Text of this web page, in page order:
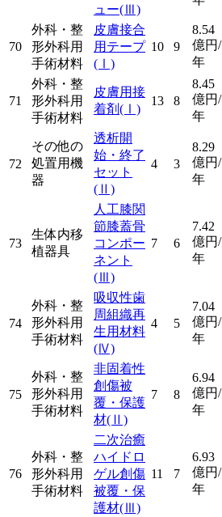
ュー(Ⅲ)
70
外科・整
形外科用
手術材料
皮膚接合
用テープ
(Ⅰ)
10 9
8.54
億円/
年
71
外科・整
形外科用
手術材料
皮膚用接
着剤(Ⅰ)
13 8
8.45
億円/
年
72
その他の
処置用機
器
透析開
始・終了
セット
(Ⅱ)
4 3
8.29
億円/
年
73
生体内移
植器具
人工膝関
節膝蓋骨
コンポー
ネント
(Ⅲ)
7 6
7.42
億円/
年
74
外科・整
形外科用
手術材料
吸収性歯
周組織再
生用材料
(Ⅳ)
4 5
7.04
億円/
年
75
外科・整
形外科用
手術材料
非固着性
創傷被
覆・保護
材(Ⅱ)
7 8
6.94
億円/
年
76
外科・整
形外科用
手術材料
二次治癒
ハイドロ
ゲル創傷
被覆・保
護材(Ⅲ)
11 7
6.93
億円/
年